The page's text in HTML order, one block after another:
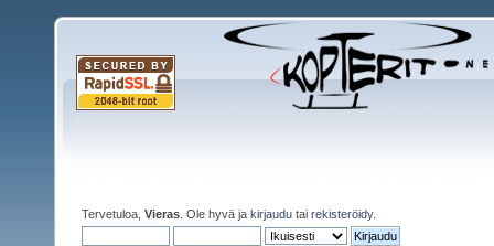
Tervetuloa, Vieras . Ole hyvä ja kirjaudu tai rekisteröidy.